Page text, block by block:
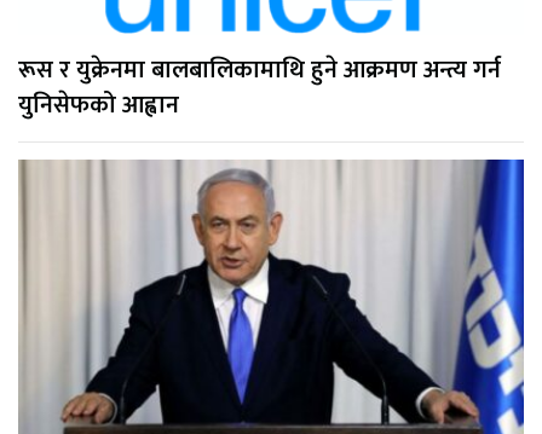
रूस र युक्रेनमा बालबालिकामाथि हुने आक्रमण अन्त्य गर्न
युनिसेफको आह्वान